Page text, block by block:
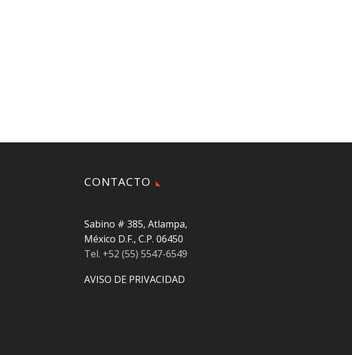
CONTACTO
Sabino # 385, Atlampa,
México D.F., C.P. 06450
Tel. +52 (55) 5547-6549
AVISO DE PRIVACIDAD